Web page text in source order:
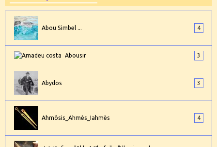
Abou Simbel ... 4
Abousir 3
Abydos 3
Ahmôsis_Ahmès_Iahmès 4